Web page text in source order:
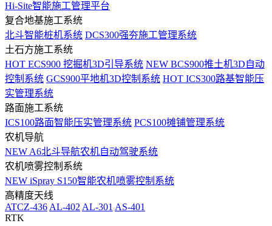
Hi-Site智能施工管理平台
复合地基施工系统
北斗智能桩机系统 DCS300强夯施工管理系统
土石方施工系统
HOT ECS900 挖掘机3D引导系统 NEW BCS900推土机3D自动
控制系统 GCS900平地机3D控制系统 HOT ICS300路基智能压
实管理系统
路面施工系统
ICS100路面智能压实管理系统 PCS100摊铺管理系统
农机导航
NEW A6北斗导航农机自动驾驶系统
农机喷雾控制系统
NEW iSpray S150智能农机喷雾控制系统
高精度天线
ATCZ-436 AL-402 AL-301 AS-401
RTK